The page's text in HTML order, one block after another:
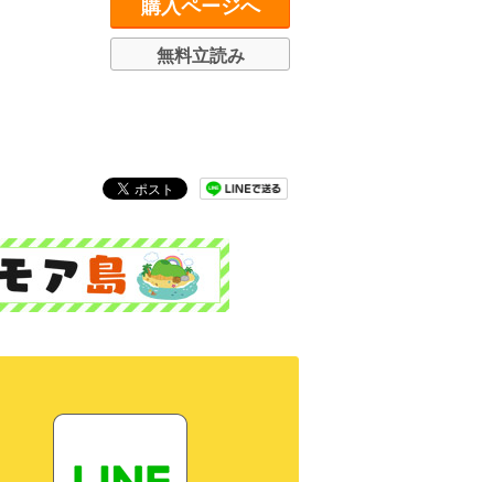
購入ページへ
無料立読み